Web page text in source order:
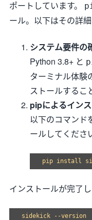
ポートしています。
ール。以下はその詳細
システム要件の
Python 3.8+ と
ターミナル体験
ストールするこ
pipによるイン
以下のコマンド
ールしてくださ
pip install
インストールが完了